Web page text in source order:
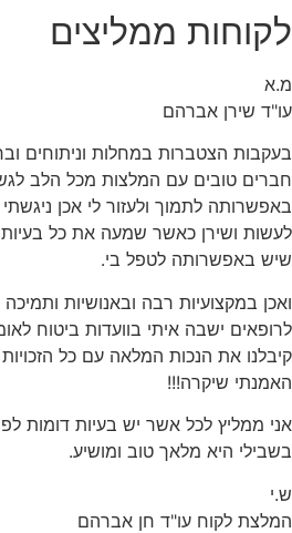
לקוחות ממליצים
מ.א
עו"ד שירן אברהם
בעקבות הצטברות במחלות וניתוחים
חברים טובים עם המלצות מכל הלב
באפשרותה לתמוך ולעזור לי אכן
לעשות ושירן כאשר שמעה את כל
שיש באפשרותה לטפל בי.
ואכן במקצועיות רבה ובאנושיות
לרופאים ישבה איתי בוועדות ביטוח
קיבלנו את הנכות המלאה עם כל
האמנתי שיקרה!!!
אני ממליץ לכל אשר יש בעיות דומות
בשבילי היא מלאך טוב ומושיע.
ש.י
המלצת לקוח עו"ד חן אברהם